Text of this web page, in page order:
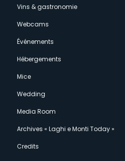
Vins & gastronomie
Webcams
Événements
Hébergements
Mice
Wedding
Media Room
Archives « Laghi e Monti Today »
Credits